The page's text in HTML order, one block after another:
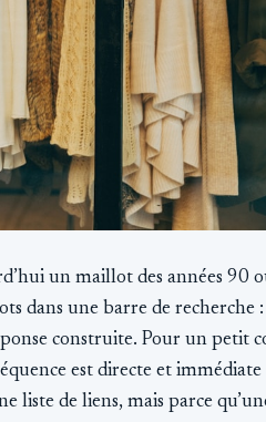
un maillot des années 90
dans une barre de recherche
construite. Pour un petit
est directe et
liste de liens, mais parce